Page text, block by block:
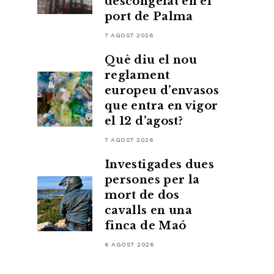
port de Palma
7 AGOST 2026
Què diu el nou
reglament
europeu d’envasos
que entra en vigor
el 12 d’agost?
7 AGOST 2026
Investigades dues
persones per la
mort de dos
cavalls en una
finca de Maó
6 AGOST 2026